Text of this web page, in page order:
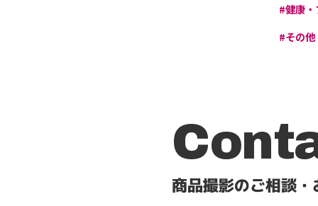
#健康
#その他
商品撮影のご相談・